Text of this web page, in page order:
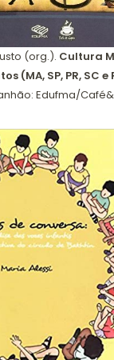
(org.). Cultura
(MA, SP, PR, SC e
Edufma/